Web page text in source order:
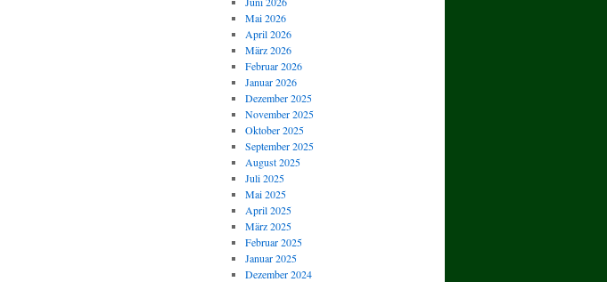
Mai 2026
April 2026
März 2026
Februar 2026
Januar 2026
Dezember 2025
November 2025
Oktober 2025
September 2025
August 2025
Juli 2025
Mai 2025
April 2025
März 2025
Februar 2025
Januar 2025
Dezember 2024